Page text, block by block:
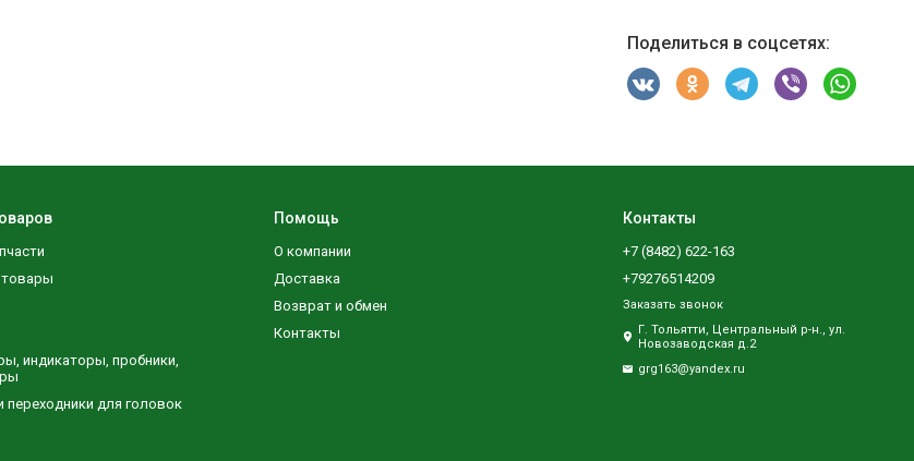
Поделиться в соцсетях:
товары
индикаторы, пробники,
переходники для головок
Помощь
О компании
Доставка
Возврат и обмен
Контакты
Контакты
+7 (8482) 622-163
+79276514209
Заказать звонок
Г. Тольятти, Центральный р-н., ул.
Новозаводская д.2
grg163@yandex.ru